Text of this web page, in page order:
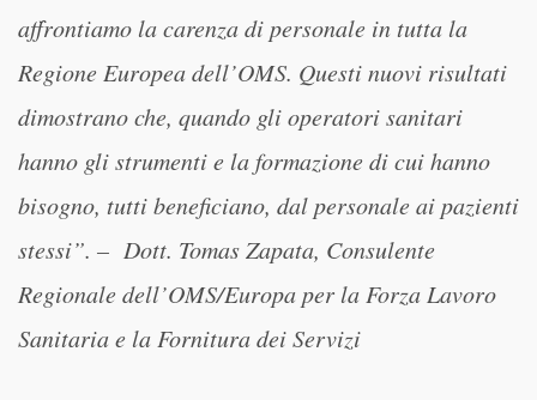
affrontiamo la carenza di personale in tutta la
Regione Europea dell’OMS. Questi nuovi risultati
dimostrano che, quando gli operatori sanitari
hanno gli strumenti e la formazione di cui hanno
bisogno, tutti beneficiano, dal personale ai pazienti
stessi”. – Dott. Tomas Zapata, Consulente
Regionale dell’OMS/Europa per la Forza Lavoro
Sanitaria e la Fornitura dei Servizi